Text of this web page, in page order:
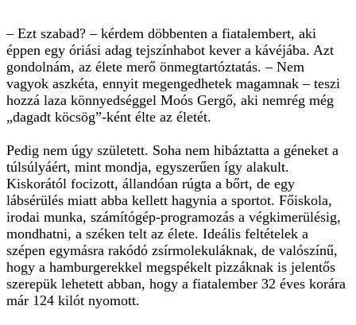
– Ezt szabad? – kérdem döbbenten a fiatalembert, aki
éppen egy óriási adag tejszínhabot kever a kávéjába. Azt
gondolnám, az élete merő önmegtartóztatás. – Nem
vagyok aszkéta, ennyit megengedhetek magamnak – teszi
hozzá laza könnyedséggel Moós Gergő, aki nemrég még
„dagadt köcsög”-ként élte az életét.
Pedig nem úgy született. Soha nem hibáztatta a géneket a
túlsúlyáért, mint mondja, egyszerűen így alakult.
Kiskorától focizott, állandóan rúgta a bőrt, de egy
lábsérülés miatt abba kellett hagynia a sportot. Főiskola,
irodai munka, számítógép-programozás a végkimerülésig,
mondhatni, a széken telt az élete. Ideális feltételek a
szépen egymásra rakódó zsírmolekuláknak, de valószínű,
hogy a hamburgerekkel megspékelt pizzáknak is jelentős
szerepük lehetett abban, hogy a fiatalember 32 éves korára
már 124 kilót nyomott.